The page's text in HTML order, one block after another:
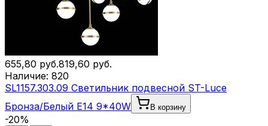
655,80 руб.819,60 руб.
Наличие: 820
SL1157.303.09 Светильник подвесной ST-Luce
Бронза/Белый E14 9*40W
В корзину
-20%